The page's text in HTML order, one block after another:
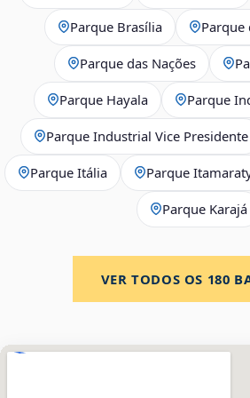
Parque Brasília Parque
Parque das Nações
Parque Hayala Parque
Parque Industrial Vice Presidente
Parque Itália Parque
Parque Karajá
VER TODOS OS 180